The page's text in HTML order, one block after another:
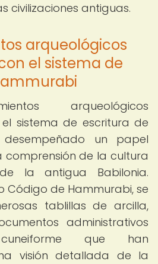
civilizaciones antiguas.
arqueológicos
el sistema de
arqueológicos
sistema de escritura de
un papel
de la cultura
la antigua Babilonia.
Código de Hammurabi, se
tablillas de arcilla,
administrativos
que han
visión detallada de la